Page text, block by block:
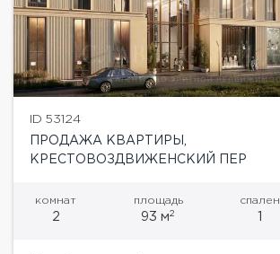
ID 53124
ПРОДАЖА КВАРТИРЫ,
КРЕСТОВОЗДВИЖЕНСКИЙ ПЕР
комнат
2
площадь
93 м2
спален
1